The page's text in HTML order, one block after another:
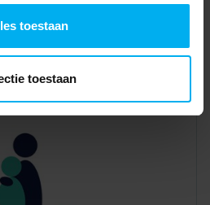
toestaan
toestaan